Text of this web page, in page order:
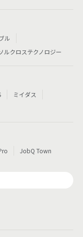
ル
ルクロステクノロジー
ミイダス
JobQ Town